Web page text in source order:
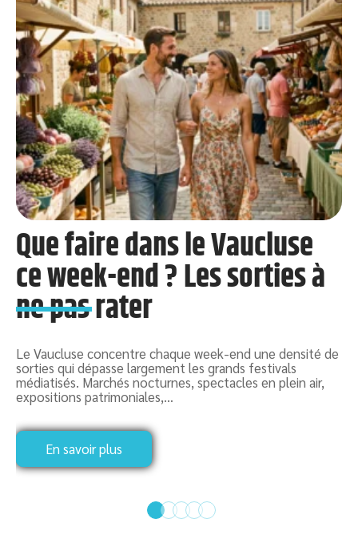
Que faire dans le Vaucluse
ce week-end ? Les sorties à
ne pas rater
Le Vaucluse concentre chaque week-end une densité de
sorties qui dépasse largement les grands festivals
médiatisés. Marchés nocturnes, spectacles en plein air,
expositions patrimoniales,…
En savoir plus